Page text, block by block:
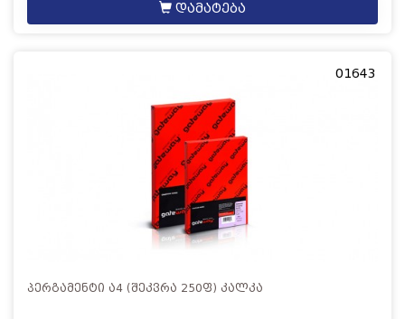
დამატება
01643
პერგამენტი ა4 (შეკვრა 250ფ) კალკა